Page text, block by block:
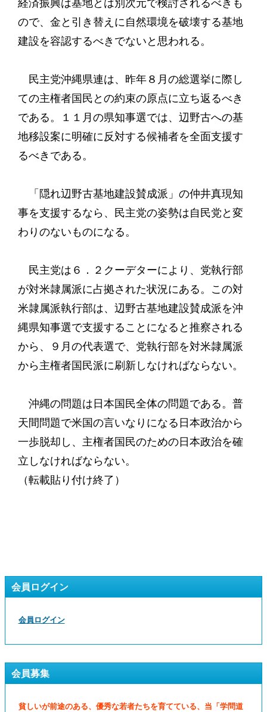
経済振興は基地とは別次元で検討されるべきも
ので、金と引き替えに自然環境を破壊する基地
建設を容認するべきでないと思われる。
民主党沖縄県連は、昨年８月の総選挙に際し
ての主権者国民との約束の原点に立ち返るべき
である。１１月の県知事選では、辺野古への基
地移設案に明確に反対する候補者を全面支援す
るべきである。
「隠れ辺野古基地建設賛成派」の仲井真現知
事を支援するなら、民主党の姿勢は自民党と変
わりのないものになる。
民主党は６．２クーデターにより、党執行部
が対米隷属派に占拠された状況にある。この対
米隷属派執行部は、辺野古基地建設賛成派を沖
縄県知事選で支援することになると推察される
から、９月の代表選で、党執行部を対米隷属派
から主権者国民派に刷新しなければならない。
沖縄の問題は日本国民全体の問題である。普
天間問題で米国の言いなりになる日本政治から
一歩脱却し、主権者国民のための日本政治を確
立しなければならない。
（転載貼り付け終了）
会員ログイン
会員ログイン
会員募集
貧しいが前途のある、優秀な若者たちを育てている、当「学問道